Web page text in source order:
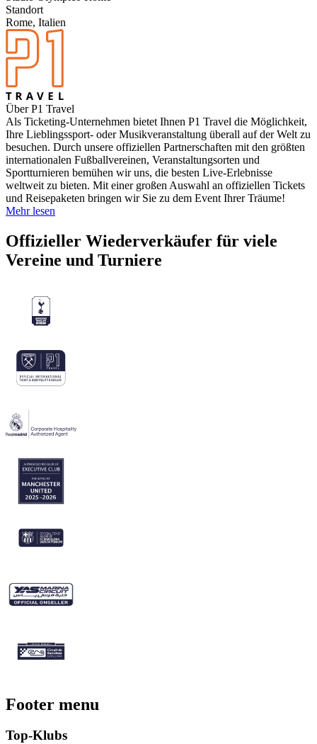
Standort
Rome, Italien
Über P1 Travel
Als Ticketing-Unternehmen bietet Ihnen P1 Travel die Möglichkeit,
Ihre Lieblingssport- oder Musikveranstaltung überall auf der Welt zu
besuchen. Durch unsere offiziellen Partnerschaften mit den größten
internationalen Fußballvereinen, Veranstaltungsorten und
Sportturnieren bemühen wir uns, die besten Live-Erlebnisse
weltweit zu bieten. Mit einer großen Auswahl an offiziellen Tickets
und Reisepaketen bringen wir Sie zu dem Event Ihrer Träume!
Mehr lesen
Offizieller Wiederverkäufer für viele
Vereine und Turniere
Footer menu
Top-Klubs